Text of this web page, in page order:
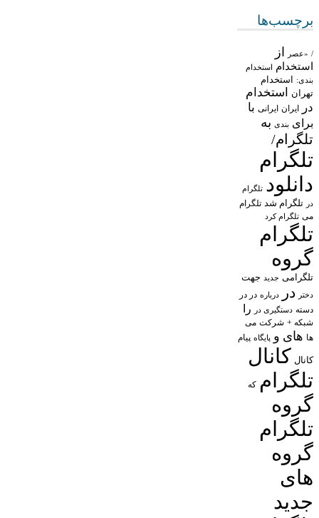
برچسب‌ها
/ «عصر از
استخدام استخدام
بندی: استخدام
تهران
استخدام
در
ایران ایرانی با
برای بندی به
تلگرام/
تلگرام
دانلود تلگرام
در تلگرام شد تلگرام
می تلگرام کرد
تلگرام
گروه
تلگرامی جدید جهت
دختر در درباره در در
دسته دستگیری در را
شبکه + شرکت می
ها های و پایگاه پیام
کانال کانال
تلگرام که
گروه
تلگرام
گروه
های
جدید